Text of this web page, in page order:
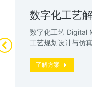
数字化工艺
数字化工艺 Digital
工艺规划设计与仿
了解方案